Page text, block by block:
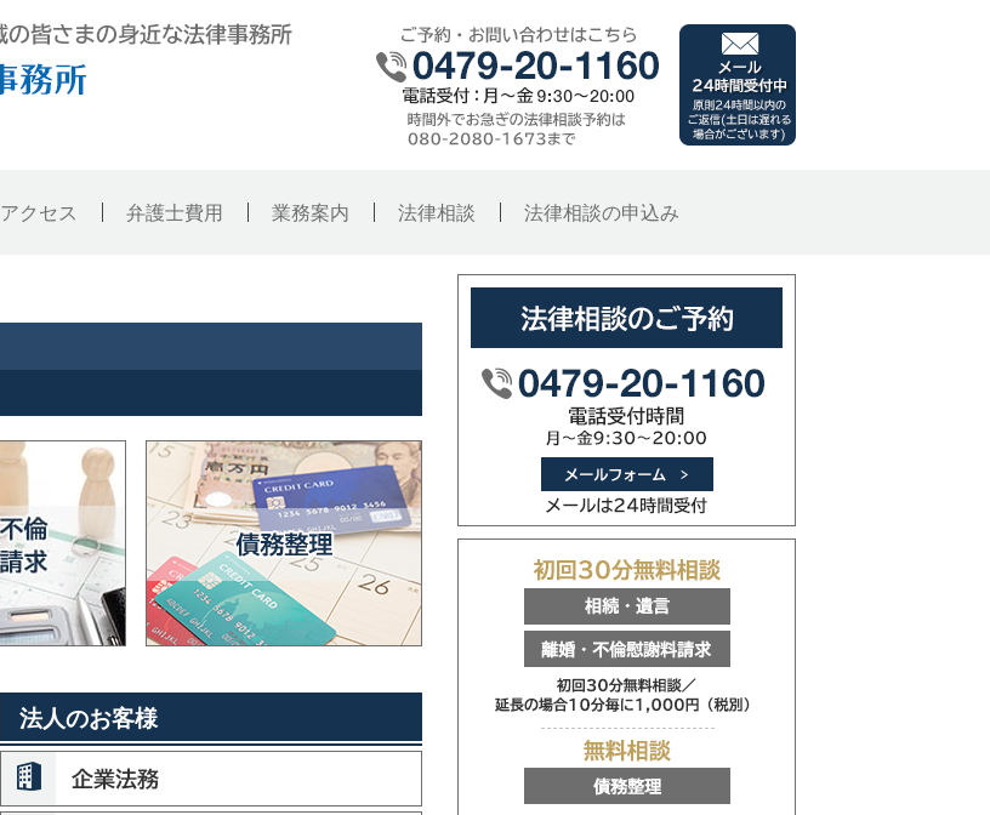
弁護士法人東京ハレノヒ法律事務所・銚子総合法律事務所
アクセス 弁護士費用 業務案内 法律相談 法律相談の申込み
法人のお客様